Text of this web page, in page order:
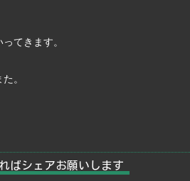
てきます。
。
ばシェアお願いします